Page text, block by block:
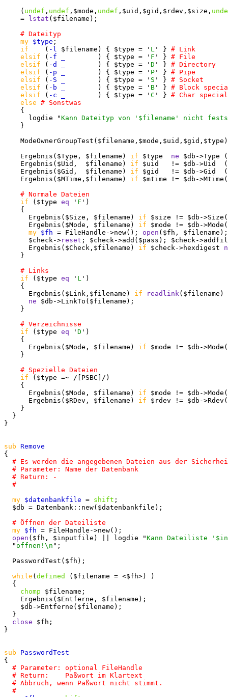
    (
undef , undef ,$mode, undef ,$uid,$gid,$rdev,$size,
    =
lstat ($filename);
my $type ;
if
    (
-l $filename) { $type = ' L ' }
elsif ( -f _
        ) { $type = '
F ' }
elsif ( -d _
        ) { $type = '
D ' }
elsif ( -p _
        ) { $type = '
P ' }
elsif ( -S _
        ) { $type = '
S ' }
elsif ( -b _
        ) { $type = '
B ' }
elsif ( -c _
        ) { $type = '
C ' }
else
    {
      logdie "
Kann Dateityp von '$filename' nicht
    }
    Ergebnis($Type, $filename)
if $type ne $db->Type
    Ergebnis($Uid,  $filename)
if $uid   != $db->Uid
    Ergebnis($Gid,  $filename)
if $gid   != $db->Gid
    Ergebnis($MTime,$filename)
if $mtime != $db-
if ($type eq ' F ')
    {
      Ergebnis($Size, $filename)
if $size != $db-
      Ergebnis($Mode, $filename)
if $mode != $db-
my $fh = FileHandle->new(); open ($fh, $filename);
      $check->
reset ; $check->add($pass); $check-
      Ergebnis($Check,$filename)
if $check->hexdigest
    }
if ($type eq ' L ')
    {
      Ergebnis($Link,$filename)
if readlink($filename)
ne $db->LinkTo($filename);
    }
if ($type eq ' D ')
    {
      Ergebnis($Mode, $filename)
if $mode != $db-
    }
if ($type =~ /[PSBC]/)
    {
      Ergebnis($Mode, $filename)
if $mode != $db-
      Ergebnis($RDev, $filename)
if $rdev != $db-
    }
  }
}
sub
{
my $datenbankfile = shift ;
  $db = Datenbank::new($datenbankfile);
my $fh = FileHandle->new();
open ($fh, $inputfile) || logdie "Kann Dateiliste
  "
öffnen!\n ";
  PasswordTest($fh);
while ( defined
($filename = <$fh>) )
  {
chomp $filename;
    Ergebnis($Entferne, $filename);
    $db->Entferne($filename);
  }
close $fh;
}
sub
{